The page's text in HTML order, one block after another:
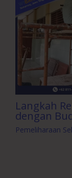
Langkah
dengan
Pemeliharaan